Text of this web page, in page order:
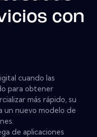
con
cuando las
para obtener
más rápido, su
un nuevo modelo de
de aplicaciones